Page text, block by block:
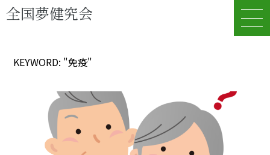
全国夢健究会
KEYWORD: "免疫"